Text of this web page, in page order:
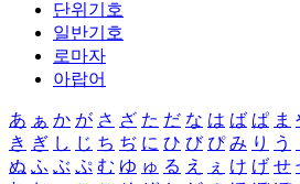
단위기호
일반기호
로마자
아랍어
あ ぁ か が さ ざ た だ な は ば ぱ ま
き ぎ し じ ち ぢ に ひ び ぴ み り う
ぬ ふ ぶ ぷ む ゆ ゅ る え ぇ け げ せ